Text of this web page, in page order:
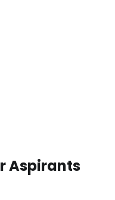
Aspirants